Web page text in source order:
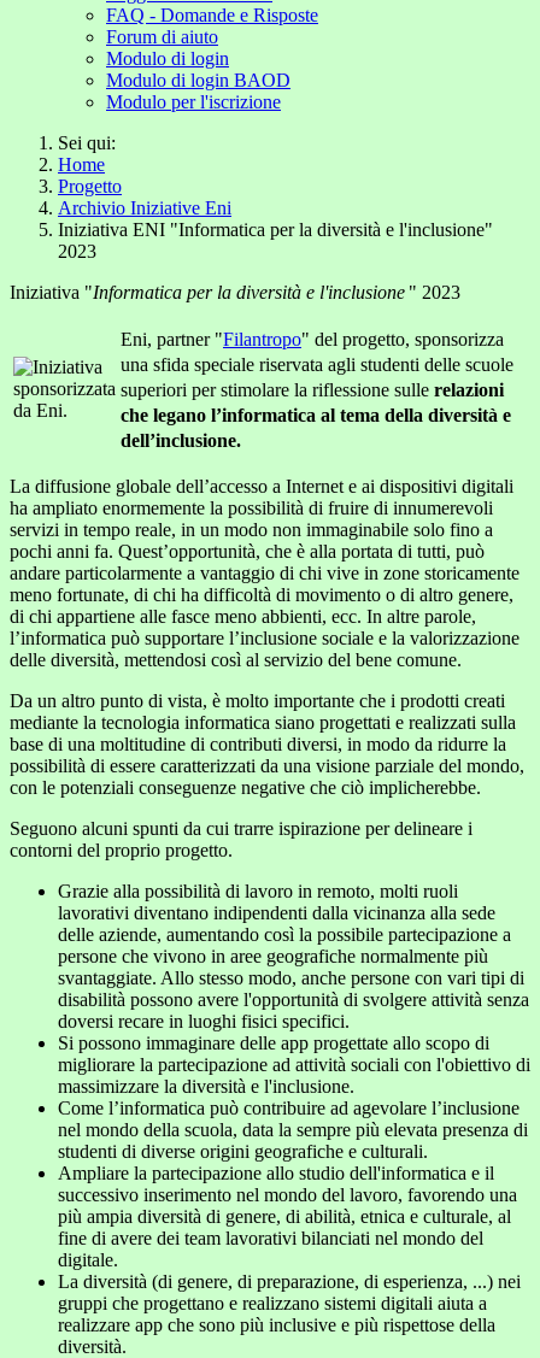
FAQ - Domande e Risposte
Forum di aiuto
Modulo di login
Modulo di login BAOD
Modulo per l'iscrizione
Sei qui:
Home
Progetto
Archivio Iniziative Eni
Iniziativa ENI "Informatica per la diversità e l'inclusione"
2023
Iniziativa "Informatica per la diversità e l'inclusione " 2023
Eni, partner "Filantropo" del progetto, sponsorizza
una sfida speciale riservata agli studenti delle scuole
superiori per stimolare la riflessione sulle relazioni
che legano l’informatica al tema della diversità e
dell’inclusione.
La diffusione globale dell’accesso a Internet e ai dispositivi digitali
ha ampliato enormemente la possibilità di fruire di innumerevoli
servizi in tempo reale, in un modo non immaginabile solo fino a
pochi anni fa. Quest’opportunità, che è alla portata di tutti, può
andare particolarmente a vantaggio di chi vive in zone storicamente
meno fortunate, di chi ha difficoltà di movimento o di altro genere,
di chi appartiene alle fasce meno abbienti, ecc. In altre parole,
l’informatica può supportare l’inclusione sociale e la valorizzazione
delle diversità, mettendosi così al servizio del bene comune.
Da un altro punto di vista, è molto importante che i prodotti creati
mediante la tecnologia informatica siano progettati e realizzati sulla
base di una moltitudine di contributi diversi, in modo da ridurre la
possibilità di essere caratterizzati da una visione parziale del mondo,
con le potenziali conseguenze negative che ciò implicherebbe.
Seguono alcuni spunti da cui trarre ispirazione per delineare i
contorni del proprio progetto.
Grazie alla possibilità di lavoro in remoto, molti ruoli
lavorativi diventano indipendenti dalla vicinanza alla sede
delle aziende, aumentando così la possibile partecipazione a
persone che vivono in aree geografiche normalmente più
svantaggiate. Allo stesso modo, anche persone con vari tipi di
disabilità possono avere l'opportunità di svolgere attività senza
doversi recare in luoghi fisici specifici.
Si possono immaginare delle app progettate allo scopo di
migliorare la partecipazione ad attività sociali con l'obiettivo di
massimizzare la diversità e l'inclusione.
Come l’informatica può contribuire ad agevolare l’inclusione
nel mondo della scuola, data la sempre più elevata presenza di
studenti di diverse origini geografiche e culturali.
Ampliare la partecipazione allo studio dell'informatica e il
successivo inserimento nel mondo del lavoro, favorendo una
più ampia diversità di genere, di abilità, etnica e culturale, al
fine di avere dei team lavorativi bilanciati nel mondo del
digitale.
La diversità (di genere, di preparazione, di esperienza, ...) nei
gruppi che progettano e realizzano sistemi digitali aiuta a
realizzare app che sono più inclusive e più rispettose della
diversità.